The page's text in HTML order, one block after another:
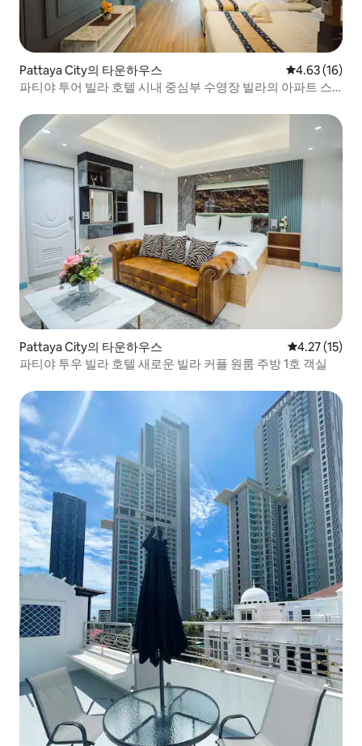
Pattaya City의 타운하우스 평점 4.63점
4.63 (16)
파티야 투어 빌라 호텔 시내 중심부 수영장 빌라의 아파트 스
Pattaya City의 타운하우스 평점 4.27점
4.27 (15)
파티야 투우 빌라 호텔 새로운 빌라 커플 원룸 주방 1호 객실